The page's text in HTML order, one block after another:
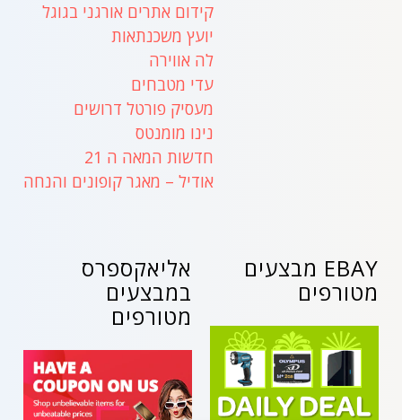
קידום אתרים אורגני בגוגל
יועץ משכנתאות
לה אווירה
עדי מטבחים
מעסיק פורטל דרושים
נינו מומנטס
חדשות המאה ה 21
אודיל – מאגר קופונים והנחה
אליאקספרס
במבצעים
מטורפים
EBAY מבצעים
מטורפים